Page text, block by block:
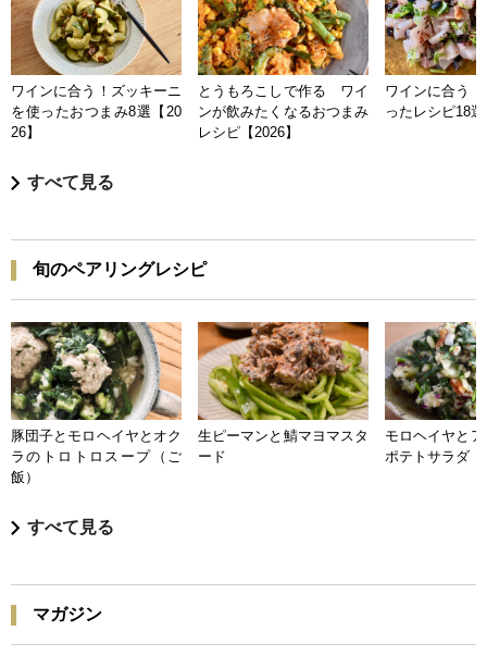
ワインに合う！ズッキーニ
を使ったおつまみ8選【20
26】
とうもろこしで作る ワイ
ンが飲みたくなるおつまみ
レシピ【2026】
ワインに合う
ったレシピ18
すべて見る
旬のペアリングレシピ
豚団子とモロヘイヤとオク
ラのトロトロスープ（ご
飯）
生ピーマンと鯖マヨマスタ
ード
モロヘイヤと
ポテトサラダ
すべて見る
マガジン